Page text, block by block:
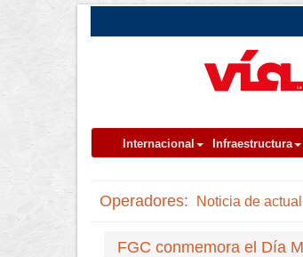
Internacional Infraestructura
Operadores: Noticia de
FGC conmemora el Día